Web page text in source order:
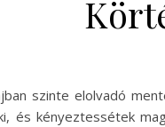
szinte elolvadó
és kényeztessétek